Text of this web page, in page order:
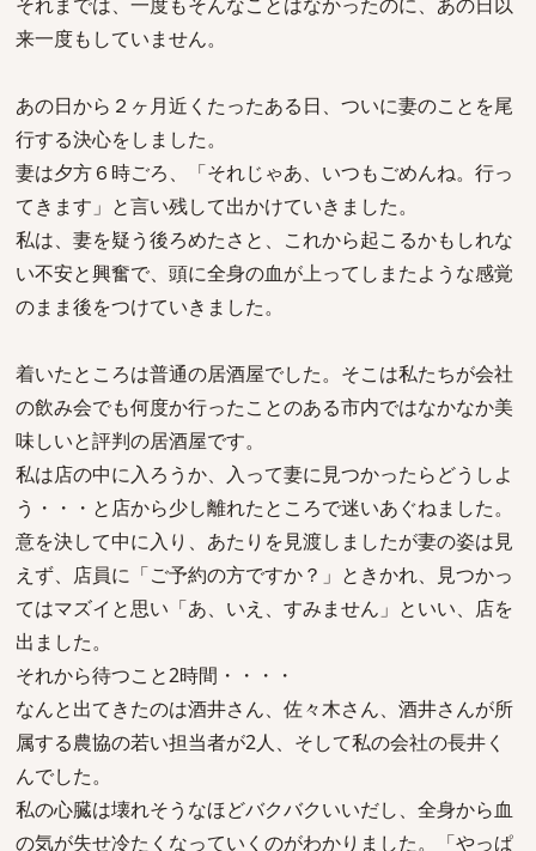
来一度もしていません。
あの日から２ヶ月近くたったある日、ついに妻のことを尾
行する決心をしました。
妻は夕方６時ごろ、「それじゃあ、いつもごめんね。行っ
てきます」と言い残して出かけていきました。
私は、妻を疑う後ろめたさと、これから起こるかもしれな
い不安と興奮で、頭に全身の血が上ってしまたような感覚
のまま後をつけていきました。
着いたところは普通の居酒屋でした。そこは私たちが会社
の飲み会でも何度か行ったことのある市内ではなかなか美
味しいと評判の居酒屋です。
私は店の中に入ろうか、入って妻に見つかったらどうしよ
う・・・と店から少し離れたところで迷いあぐねました。
意を決して中に入り、あたりを見渡しましたが妻の姿は見
えず、店員に「ご予約の方ですか？」ときかれ、見つかっ
てはマズイと思い「あ、いえ、すみません」といい、店を
出ました。
それから待つこと2時間・・・・
なんと出てきたのは酒井さん、佐々木さん、酒井さんが所
属する農協の若い担当者が2人、そして私の会社の長井く
んでした。
私の心臓は壊れそうなほどバクバクいいだし、全身から血
の気が失せ冷たくなっていくのがわかりました。「やっぱ